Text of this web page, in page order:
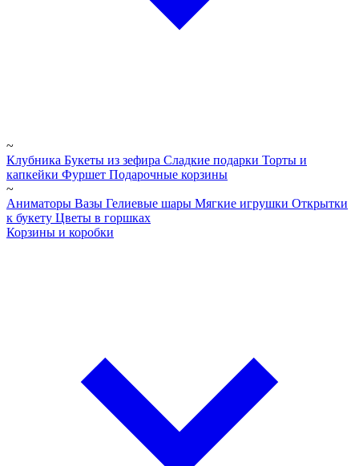
~
Клубника Букеты из зефира Сладкие подарки Торты и
капкейки Фуршет Подарочные корзины
~
Аниматоры Вазы Гелиевые шары Мягкие игрушки Открытки
к букету Цветы в горшках
Корзины и коробки